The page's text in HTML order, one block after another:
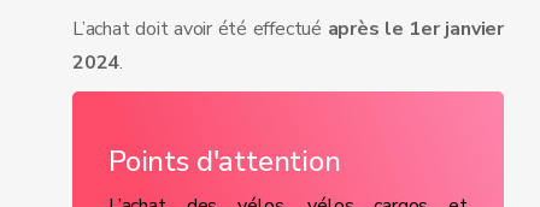
L’achat doit avoir été effectué après le 1er janvier
2024.
Points d'attention